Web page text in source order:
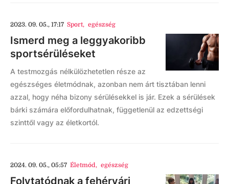
2023. 09. 05., 17:17 Sport, egészség
Ismerd meg a leggyakoribb
sportsérüléseket
A testmozgás nélkülözhetetlen része az
egészséges életmódnak, azonban nem árt tisztában lenni
azzal, hogy néha bizony sérülésekkel is jár. Ezek a sérülések
bárki számára előfordulhatnak, függetlenül az edzettségi
szinttől vagy az életkortól.
2024. 09. 05., 05:57 Életmód, egészség
Folytatódnak a fehérvári